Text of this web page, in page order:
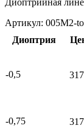
Диоптрийная
Артикул: 005M2-
Диоптрия
-0,5 317
-0,75 317